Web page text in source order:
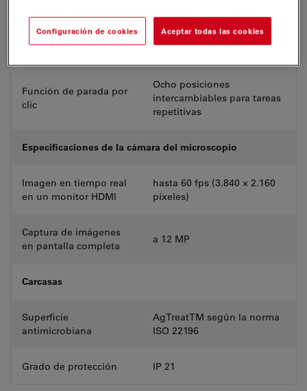
Codificación Zoom totalmente codificado
Función de parada por
clic
Ocho posiciones
intercambiables para tareas
repetitivas
Especificaciones de la cámara del microscopio
Imagen en tiempo real
en un monitor HDMI
hasta 60 fps (3.840 × 2.160
píxeles)
Captura de imágenes
en pantalla completa
a 12 MP
Carcasas
Superficie
antimicrobiana
AgTreatTM según la norma
ISO 22196
Grado de protección IP 21
Configuración de cookies Aceptar todas las cookies